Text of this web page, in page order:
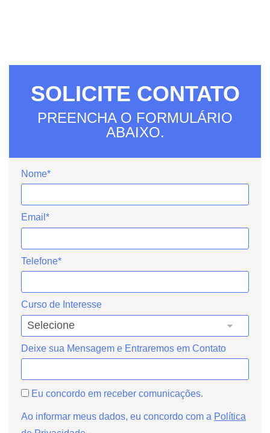
SOLICITE CONTATO
PREENCHA O FORMULÁRIO
ABAIXO.
Nome*
Email*
Telefone*
Curso de Interesse
Deixe sua Mensagem e Entraremos em Contato
Eu concordo em receber comunicações.
Ao informar meus dados, eu concordo com a Política